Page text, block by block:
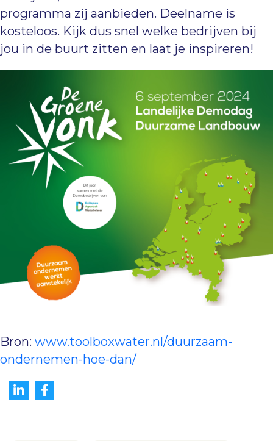
programma zij aanbieden. Deelname is
kosteloos. Kijk dus snel welke bedrijven bij
jou in de buurt zitten en laat je inspireren!
Bron: www.toolboxwater.nl/duurzaam-
ondernemen-hoe-dan/